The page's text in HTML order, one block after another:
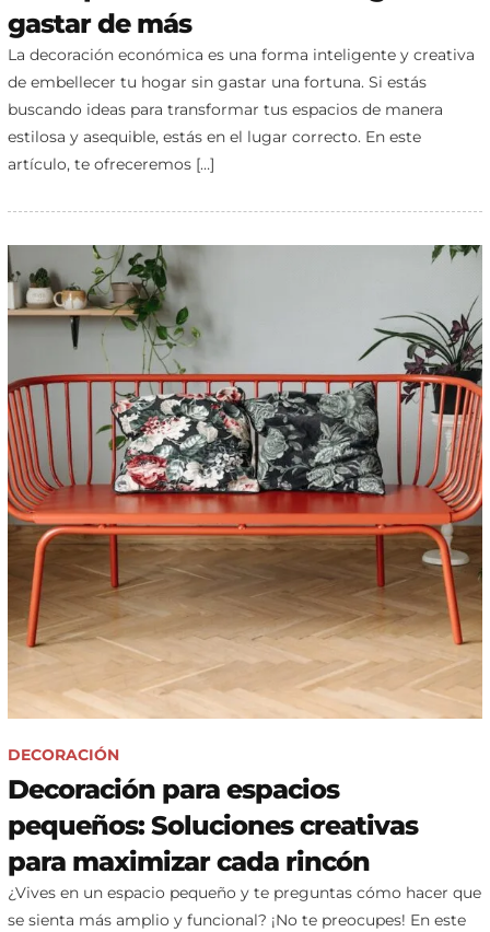
gastar de más
La decoración económica es una forma inteligente y creativa
de embellecer tu hogar sin gastar una fortuna. Si estás
buscando ideas para transformar tus espacios de manera
estilosa y asequible, estás en el lugar correcto. En este
artículo, te ofreceremos […]
DECORACIÓN
Decoración para espacios
pequeños: Soluciones creativas
para maximizar cada rincón
¿Vives en un espacio pequeño y te preguntas cómo hacer que
se sienta más amplio y funcional? ¡No te preocupes! En este